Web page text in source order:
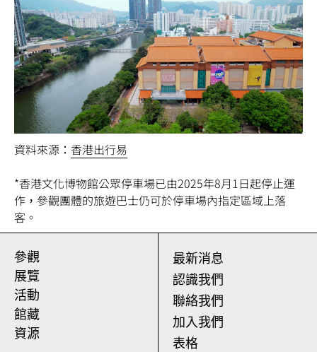
資料來源： 香港出行易
*香港文化博物館公眾停車場已由2025年8月1日起停止運
作，參觀團體的旅遊巴士仍可於停車場內指定區域上落
客。
參觀
展覽
活動
館藏
資源
最新消息
認識我們
聯絡我們
加入我們
表格